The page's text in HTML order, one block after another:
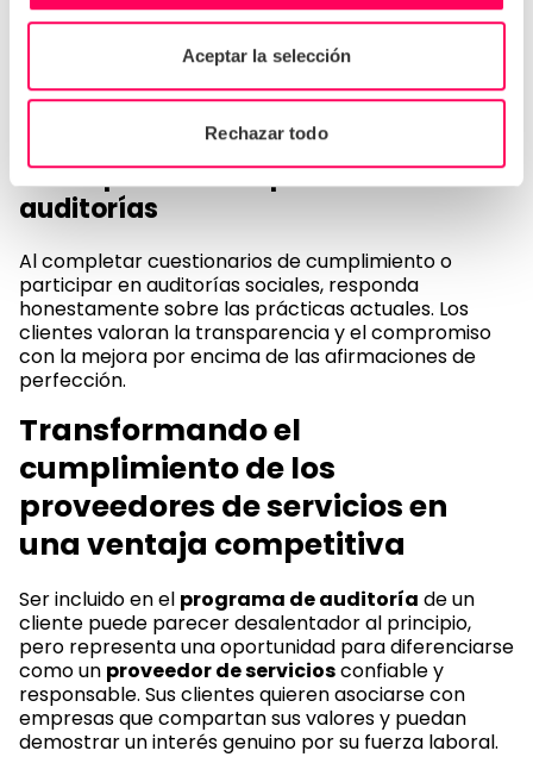
Aceptar la selección
Rechazar todo
Proporcionar canales seguros y accesibles para que
los trabajadores planteen sus inquietudes. Las
auditorías incluyen entrevistas confidenciales con
los trabajadores, que ayudan a los auditores a
comprender si los trabajadores tienen voz y se
sienten respetados en su lugar de trabajo.
5. Adoptar la transparencia en las
auditorías
Al completar cuestionarios de cumplimiento o
participar en auditorías sociales, responda
honestamente sobre las prácticas actuales. Los
clientes valoran la transparencia y el compromiso
con la mejora por encima de las afirmaciones de
perfección.
Transformando el
cumplimiento de los
proveedores de servicios en
una ventaja competitiva
Ser incluido en el programa de auditoría de un
cliente puede parecer desalentador al principio,
pero representa una oportunidad para diferenciarse
como un proveedor de serviciosconfiable y
responsable. Sus clientes quieren asociarse con
empresas que compartan sus valores y puedan
demostrar un interés genuino por su fuerza laboral.